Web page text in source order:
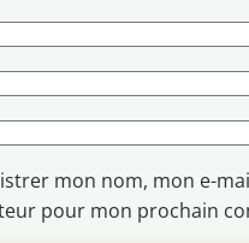
mon nom, mon e-
pour mon prochain